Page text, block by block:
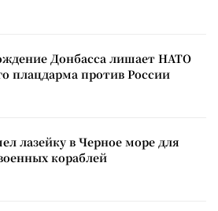
Донбасса лишает НАТО
плацдарма против России
лазейку в Черное море для
кораблей